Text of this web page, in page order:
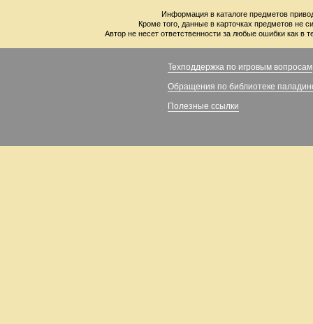
Информация в каталоге предметов
Кроме того, данные в карточках предметов не
Автор не несет ответственности за любые ошибки как в
Техподдержка по игровым вопросам
Обращения по библиотеке
Полезные ссылки